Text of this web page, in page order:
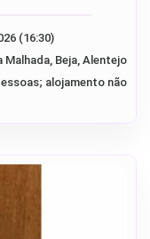
10/08/2026 (11:00) - 10/09/2026 (16:30)
Beja, Alentejo
alojamento não